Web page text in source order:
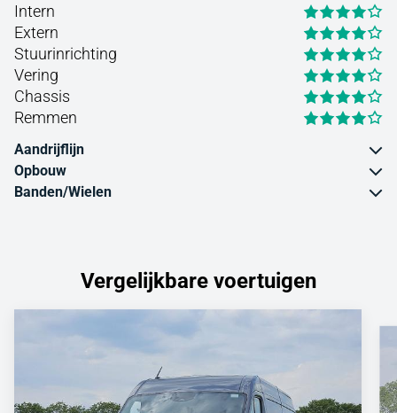
Intern
Extern
Stuurinrichting
Vering
Chassis
Remmen
Aandrijflijn
Opbouw
Banden/Wielen
Vergelijkbare voertuigen